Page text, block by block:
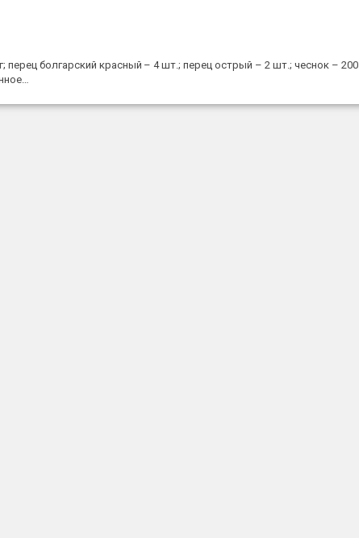
болгарский красный – 4 шт.; перец острый – 2 шт.; чеснок – 200